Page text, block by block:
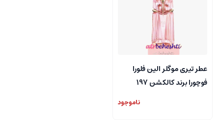
عطر تیری موگلر الین فلورا
فوچورا برند کالکشن 197
ناموجود